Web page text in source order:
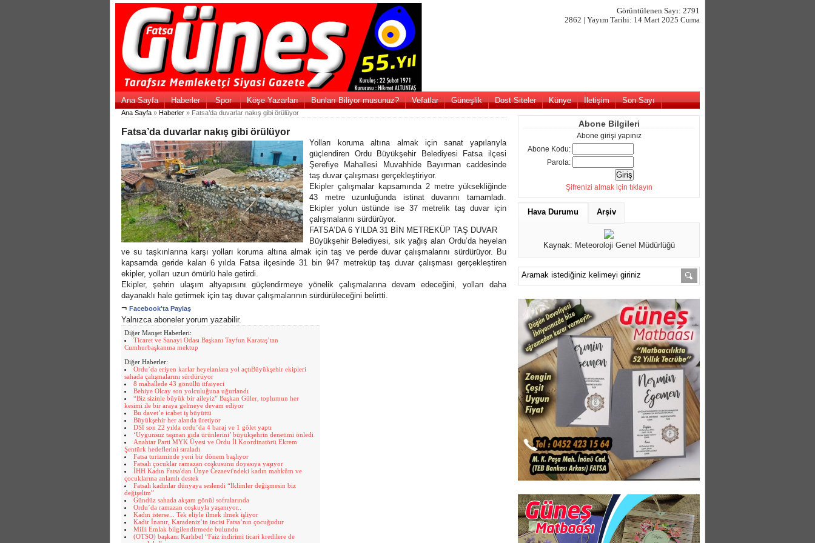
Görüntülenen Sayı: 2791
2862 | Yayım Tarihi: 14 Mart 2025 Cuma
Ana Sayfa Haberler Spor Köşe Yazarları Bunları Biliyor musunuz? Vefatlar Güneşlik Dost Siteler Künye İletişim Son Sayı
Ana Sayfa » Haberler » Fatsa’da duvarlar nakış gibi örülüyor
Fatsa’da duvarlar nakış gibi örülüyor
Yolları koruma altına almak için sanat yapılarıyla
güçlendiren Ordu Büyükşehir Belediyesi Fatsa ilçesi
Şerefiye Mahallesi Muvahhide Bayırman caddesinde
taş duvar çalışması gerçekleştiriyor.
Ekipler çalışmalar kapsamında 2 metre yüksekliğinde
43 metre uzunluğunda istinat duvarını tamamladı.
Ekipler yolun üstünde ise 37 metrelik taş duvar için
çalışmalarını sürdürüyor.
FATSA’DA 6 YILDA 31 BİN METREKÜP TAŞ DUVAR
Büyükşehir Belediyesi, sık yağış alan Ordu’da heyelan
ve su taşkınlarına karşı yolları koruma altına almak için taş ve perde duvar çalışmalarını sürdürüyor. Bu
kapsamda geride kalan 6 yılda Fatsa ilçesinde 31 bin 947 metreküp taş duvar çalışması gerçekleştiren
ekipler, yolları uzun ömürlü hale getirdi.
Ekipler, şehrin ulaşım altyapısını güçlendirmeye yönelik çalışmalarına devam edeceğini, yolları daha
dayanaklı hale getirmek için taş duvar çalışmalarının sürdürüleceğini belirtti.
¬ Facebook'ta Paylaş
Yalnızca aboneler yorum yazabilir.
Diğer Manşet Haberleri:
Ticaret ve Sanayi Odası Başkanı Tayfun Karataş’tan
Cumhurbaşkanına mektup
Diğer Haberler:
Ordu’da eriyen karlar heyelanlara yol açtıBüyükşehir ekipleri
sahada çalışmalarını sürdürüyor
8 mahallede 43 gönüllü itfaiyeci
Behiye Olcay son yolculuğuna uğurlandı
“Biz sizinle büyük bir aileyiz” Başkan Güler, toplumun her
kesimi ile bir araya gelmeye devam ediyor
Bu davet’e icabet iş büyüttü
Büyükşehir her alanda üretiyor
DSİ son 22 yılda ordu’da 4 baraj ve 1 gölet yaptı
‘Uygunsuz taşınan gıda ürünlerini’ büyükşehrin denetimi önledi
Anahtar Parti MYK Üyesi ve Ordu İl Koordinatörü Ekrem
Şentürk hedeflerini sıraladı
Fatsa turizminde yeni bir dönem başlıyor
Fatsalı çocuklar ramazan coşkusunu doyasıya yaşıyor
İHH Kadın Fatsa'dan Ünye Cezaevi'ndeki kadın mahkûm ve
çocuklarına anlamlı destek
Fatsalı kadınlar dünyaya seslendi “İklimler değişmesin biz
değişelim”
Gündüz sahada akşam gönül sofralarında
Ordu’da ramazan coşkuyla yaşanıyor..
Kadın isterse... Tek eliyle ilmek ilmek işliyor
Kadir İnanır, Karadeniz’in incisi Fatsa’nın çocuğudur
Milli Emlak bilgilendirmede bulundu
(OTSO) başkanı Karlıbel “Faiz indirimi ticari kredilere de
Abone Bilgileri
Abone girişi yapınız
Abone Kodu:
Parola:
Şifrenizi almak için tıklayın
Hava Durumu Arşiv
Kaynak: Meteoroloji Genel Müdürlüğü